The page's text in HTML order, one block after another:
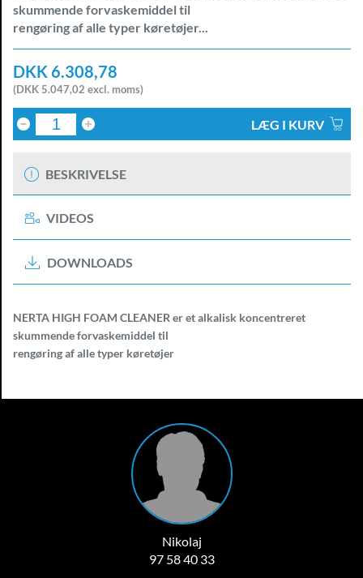
skummende forvaskemiddel til
rengøring af alle typer køretøjer...
DKK 6.308,78
(DKK 5.047,02 excl. moms)
LÆG I KURV
BESKRIVELSE
VIDEOS
DOWNLOADS
NERTA HIGH FOAM CLEANER er et alkalisk koncentreret
skummende forvaskemiddel til
rengøring af alle typer køretøjer
Nikolaj
97 58 40 33